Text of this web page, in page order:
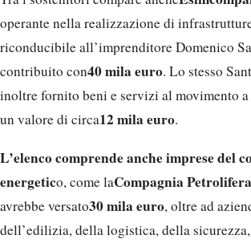
operante nella realizzazione di
riconducibile all’imprenditore Domenico
contribuito con40 mila euro. Lo stesso
inoltre fornito beni e servizi al movimento
un valore di circa12 mila euro.
L’elenco comprende anche imprese del
energetico, come laCompagnia
avrebbe versato30 mila euro, oltre ad
dell’edilizia, della logistica, della